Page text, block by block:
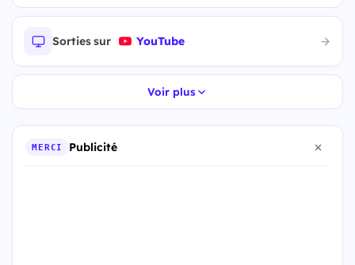
Sorties sur YouTube
Voir plus
MERCI Publicité